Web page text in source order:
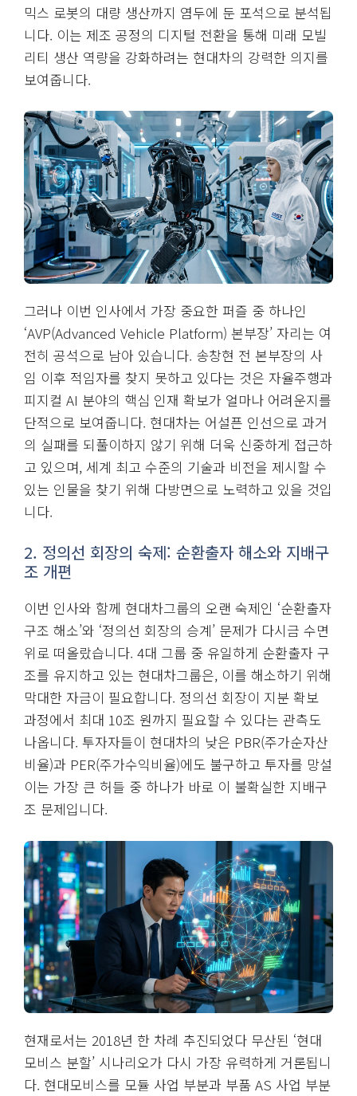
믹스 로봇의 대량 생산까지 염두에 둔 포석으로 분석됩
니다. 이는 제조 공정의 디지털 전환을 통해 미래 모빌
리티 생산 역량을 강화하려는 현대차의 강력한 의지를
보여줍니다.
그러나 이번 인사에서 가장 중요한 퍼즐 중 하나인
‘AVP(Advanced Vehicle Platform) 본부장’ 자리는 여
전히 공석으로 남아 있습니다. 송창현 전 본부장의 사
임 이후 적임자를 찾지 못하고 있다는 것은 자율주행과
피지컬 AI 분야의 핵심 인재 확보가 얼마나 어려운지를
단적으로 보여줍니다. 현대차는 어설픈 인선으로 과거
의 실패를 되풀이하지 않기 위해 더욱 신중하게 접근하
고 있으며, 세계 최고 수준의 기술과 비전을 제시할 수
있는 인물을 찾기 위해 다방면으로 노력하고 있을 것입
니다.
2. 정의선 회장의 숙제: 순환출자 해소와 지배구
조 개편
이번 인사와 함께 현대차그룹의 오랜 숙제인 ‘순환출자
구조 해소’와 ‘정의선 회장의 승계’ 문제가 다시금 수면
위로 떠올랐습니다. 4대 그룹 중 유일하게 순환출자 구
조를 유지하고 있는 현대차그룹은, 이를 해소하기 위해
막대한 자금이 필요합니다. 정의선 회장이 지분 확보
과정에서 최대 10조 원까지 필요할 수 있다는 관측도
나옵니다. 투자자들이 현대차의 낮은 PBR(주가순자산
비율)과 PER(주가수익비율)에도 불구하고 투자를 망설
이는 가장 큰 허들 중 하나가 바로 이 불확실한 지배구
조 문제입니다.
현재로서는 2018년 한 차례 추진되었다 무산된 ‘현대
모비스 분할’ 시나리오가 다시 가장 유력하게 거론됩니
다. 현대모비스를 모듈 사업 부분과 부품 AS 사업 부분